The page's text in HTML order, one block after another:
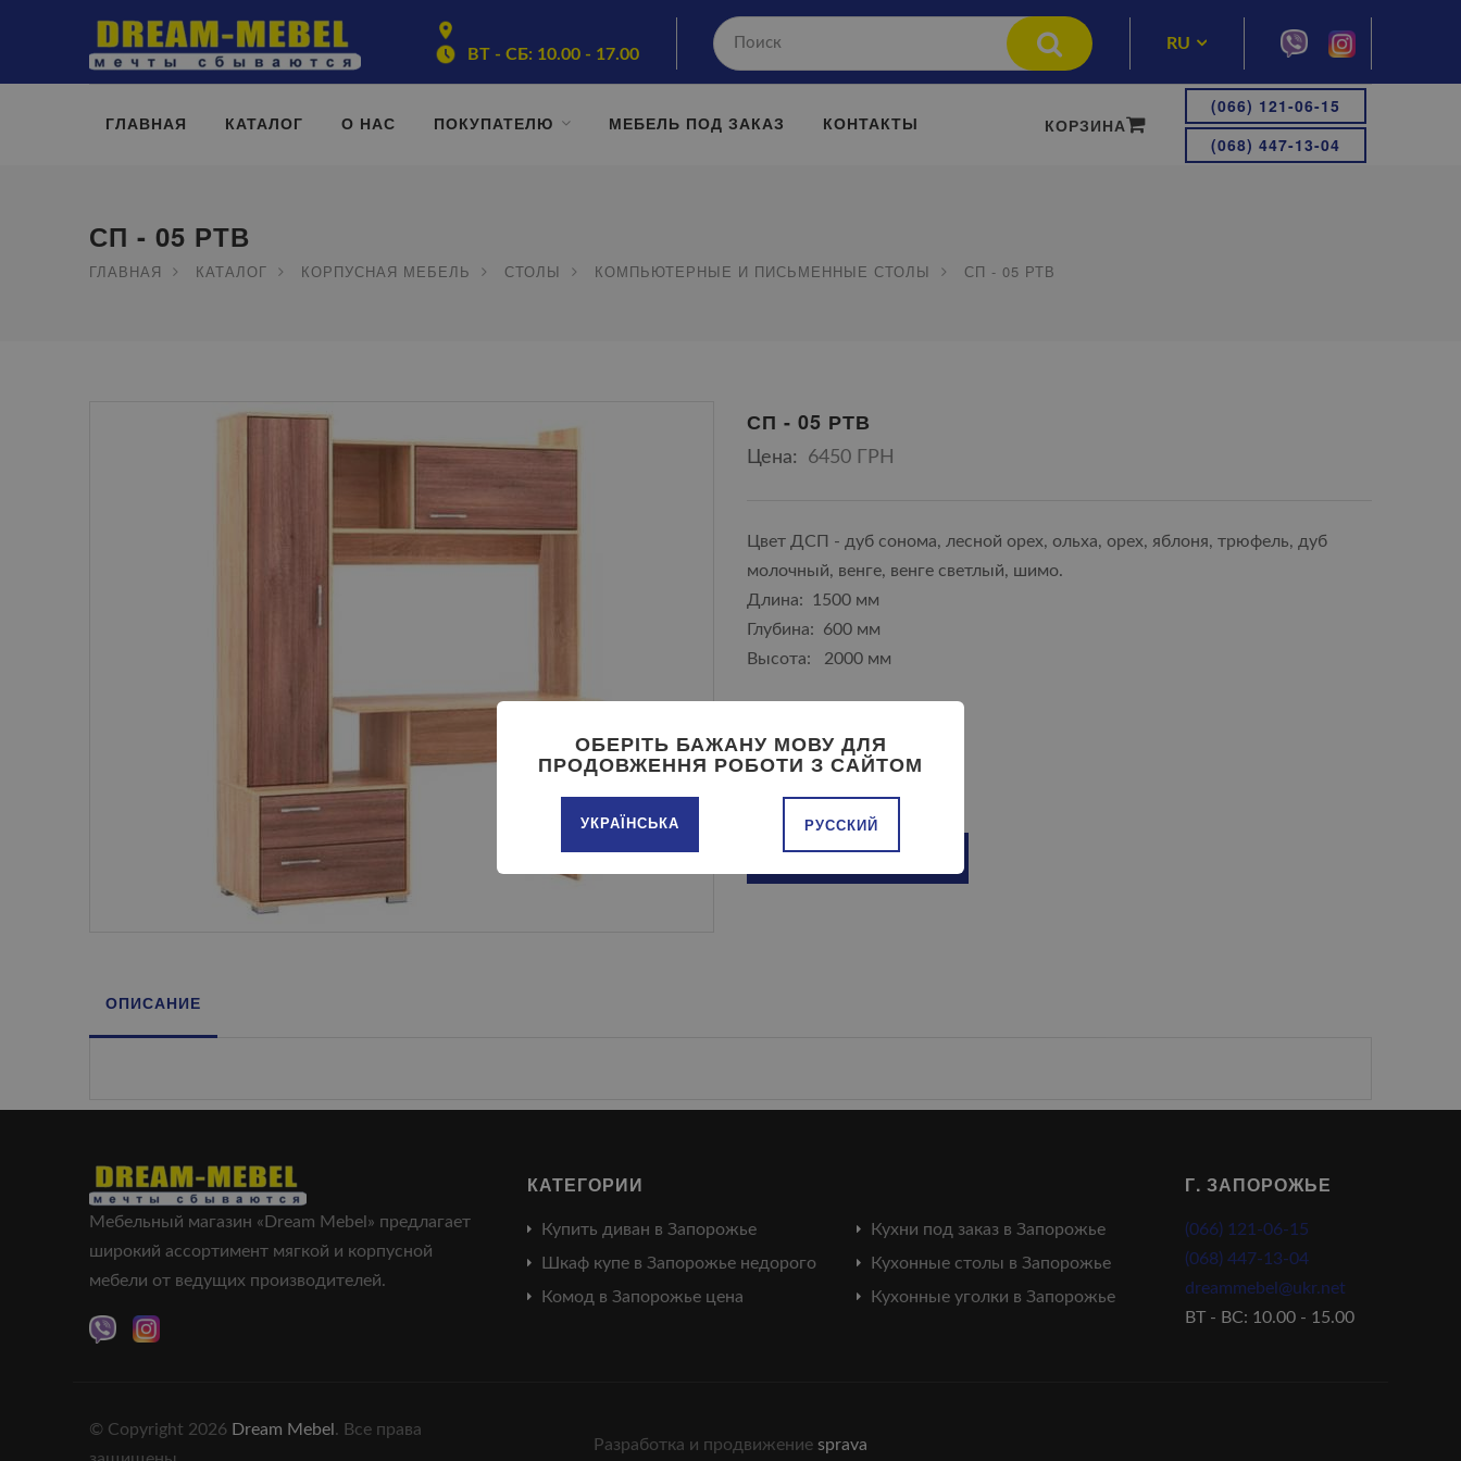
ВТ - СБ: 10.00 - 17.00
RU
ГЛАВНАЯ КАТАЛОГ О НАС ПОКУПАТЕЛЮ МЕБЕЛЬ ПОД ЗАКАЗ КОНТАКТЫ
(066) 121-06-15
(068) 447-13-04
КОРЗИНА
СП - 05 РТВ
ГЛАВНАЯ КАТАЛОГ КОРПУСНАЯ МЕБЕЛЬ СТОЛЫ КОМПЬЮТЕРНЫЕ И ПИСЬМЕННЫЕ СТОЛЫ СП - 05 РТВ
СП - 05 РТВ
Цена: 6450 ГРН
Цвет ДСП - дуб сонома, лесной орех, ольха, орех, яблоня, трюфель, дуб
молочный, венге, венге светлый, шимо.
Длина: 1500 мм
Глубина: 600 мм
Высота: 2000 мм
ДОБАВИТЬ В КОРЗИНУ
ОПИСАНИЕ
Мебельный магазин «Dream Mebel» предлагает
широкий ассортимент мягкой и корпусной
мебели от ведущих производителей.
КАТЕГОРИИ
Купить диван в Запорожье
Шкаф купе в Запорожье недорого
Комод в Запорожье цена
Кухни под заказ в Запорожье
Кухонные столы в Запорожье
Кухонные уголки в Запорожье
Г. ЗАПОРОЖЬЕ
(066) 121-06-15
(068) 447-13-04
dreammebel@ukr.net
ВТ - ВС: 10.00 - 15.00
© Copyright 2026 Dream Mebel . Все права
Разработка и продвижение sprava
ОБЕРІТЬ БАЖАНУ МОВУ ДЛЯ
ПРОДОВЖЕННЯ РОБОТИ З САЙТОМ
УКРАЇНСЬКА РУССКИЙ